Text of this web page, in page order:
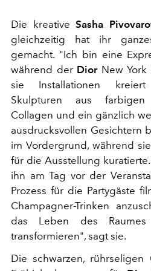
Die kreative Sasha
gleichzeitig hat ihr
gemacht. "Ich bin eine
während der DiorNew York
sie Installationen
Skulpturen aus farbigen
Collagen und ein gänzlich
ausdrucksvollen Gesichtern
im Vordergrund, während
für die Ausstellung
ihn am Tag vor der
Prozess für die Partygäste
Champagner-Trinken
das Leben des
transformieren", sagt sie.
Die schwarzen,